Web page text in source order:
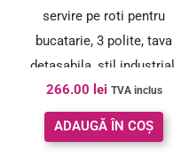
servire pe roti pentru
bucatarie, 3 polite, tava
detasabila, stil industrial,
40x72x86cm, maro rustic
266.00 lei TVA inclus
ADAUGĂ ÎN COȘ